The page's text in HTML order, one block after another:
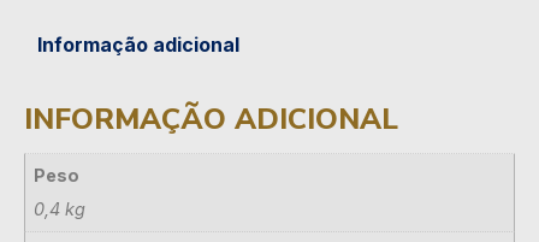
Informação adicional
INFORMAÇÃO ADICIONAL
Peso
0,4 kg